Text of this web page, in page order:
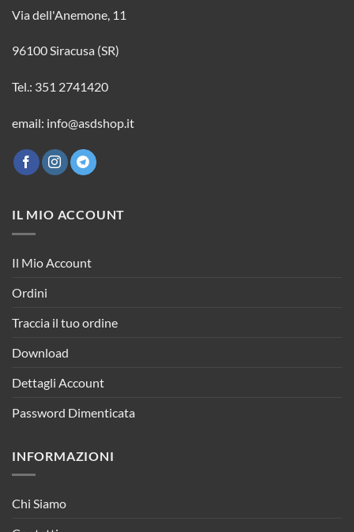
Via dell'Anemone, 11
96100 Siracusa (SR)
Tel.: 351 2741420
email: info@asdshop.it
IL MIO ACCOUNT
Il Mio Account
Ordini
Traccia il tuo ordine
Download
Dettagli Account
Password Dimenticata
INFORMAZIONI
Chi Siamo